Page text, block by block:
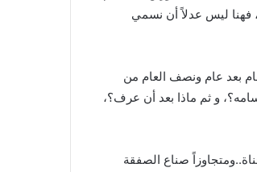
ليس عدلاً أن نسمي
بعد عام ونصف العام من
و ثم ماذا بعد أن عرف؟،
صناع الصفقة